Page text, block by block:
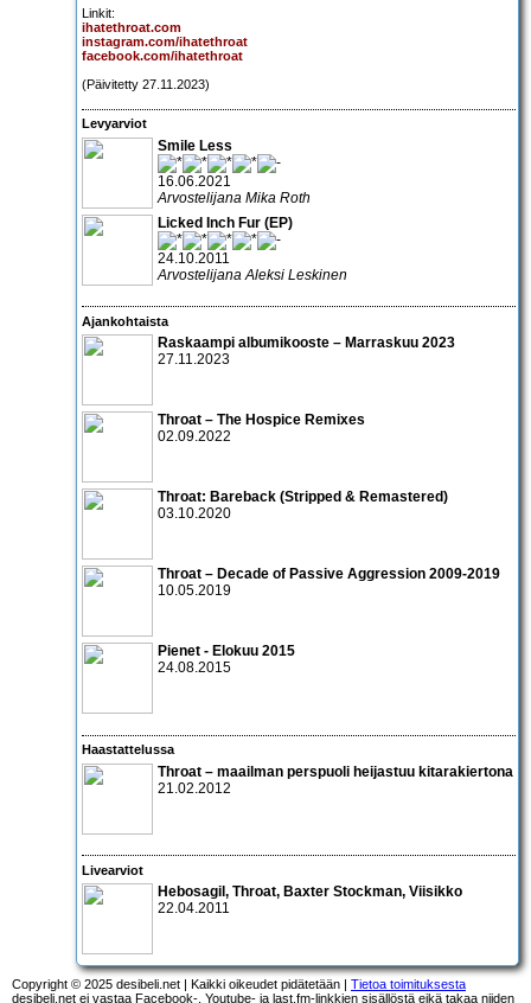
Linkit:
ihatethroat.com
instagram.com/ihatethroat
facebook.com/ihatethroat
(Päivitetty 27.11.2023)
Levyarviot
Smile Less
16.06.2021
Arvostelijana Mika Roth
Licked Inch Fur (EP)
24.10.2011
Arvostelijana Aleksi Leskinen
Ajankohtaista
Raskaampi albumikooste – Marraskuu 2023
27.11.2023
Throat – The Hospice Remixes
02.09.2022
Throat: Bareback (Stripped & Remastered)
03.10.2020
Throat – Decade of Passive Aggression 2009-2019
10.05.2019
Pienet - Elokuu 2015
24.08.2015
Haastattelussa
Throat – maailman perspuoli heijastuu kitarakiertona
21.02.2012
Livearviot
Hebosagil, Throat, Baxter Stockman, Viisikko
22.04.2011
Copyright © 2025 desibeli.net | Kaikki oikeudet pidätetään | Tietoa toimituksesta
desibeli.net ei vastaa Facebook-, Youtube- ja last.fm-linkkien sisällöstä eikä takaa niiden